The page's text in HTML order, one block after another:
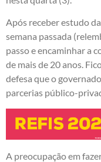
Após receber estudo
semana passada (
passo e encaminhar a
de mais de 20 anos.
defesa que o
parcerias público-
A preocupação em